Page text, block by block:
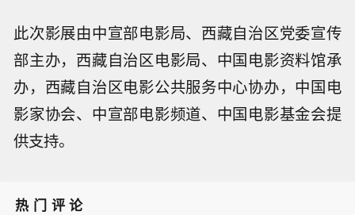
此次影展由中宣部电影局、西藏自治区党委宣传
部主办，西藏自治区电影局、中国电影资料馆承
办，西藏自治区电影公共服务中心协办，中国电
影家协会、中宣部电影频道、中国电影基金会提
供支持。
热门评论